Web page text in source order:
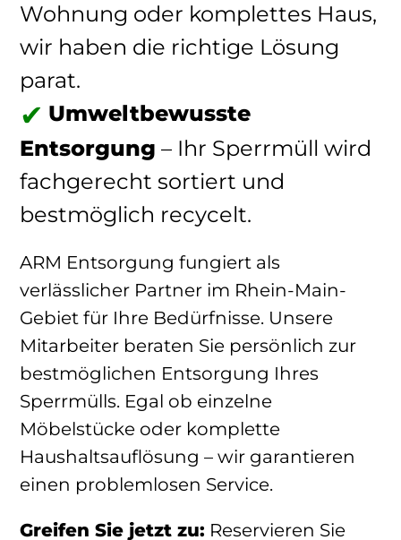
Wohnung oder komplettes Haus,
wir haben die richtige Lösung
parat.
Umweltbewusste
Entsorgung – Ihr Sperrmüll wird
fachgerecht sortiert und
bestmöglich recycelt.
ARM Entsorgung fungiert als
verlässlicher Partner im Rhein-Main-
Gebiet für Ihre Bedürfnisse. Unsere
Mitarbeiter beraten Sie persönlich zur
bestmöglichen Entsorgung Ihres
Sperrmülls. Egal ob einzelne
Möbelstücke oder komplette
Haushaltsauflösung – wir garantieren
einen problemlosen Service.
Greifen Sie jetzt zu: Reservieren Sie